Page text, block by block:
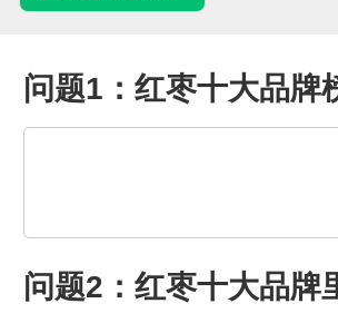
问题1：红枣十大品牌
问题2：红枣十大品牌